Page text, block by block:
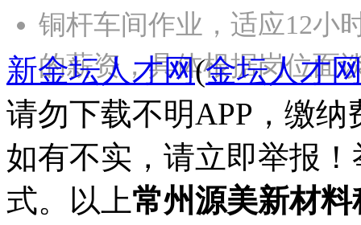
铜杆车间作业，适应12小
的薪资，具体根据岗位
新金坛人才网(金坛人才
请勿下载不明APP，缴
如有不实，请立即举报
式。以上常州源美新材